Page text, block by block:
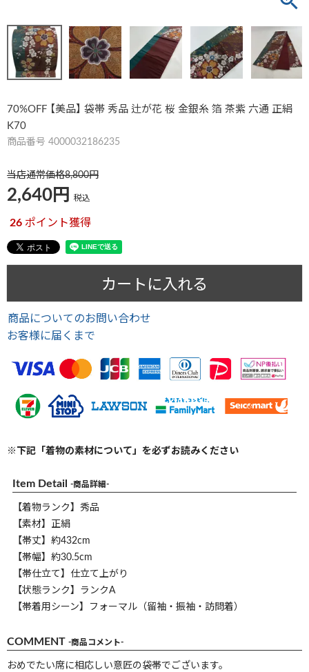
70%OFF 【美品】 袋帯 秀品 辻が花 桜 金銀糸 箔 茶紫 六通 正絹
K70
商品番号 4000032186235
当店通常価格8,800
2,640 税込
26 ポイント獲得
カートに入れる
商品についてのお問い合わせ
お客様に届くまで
※下記「着物の素材について」を必ずお読みください
Item Detail -商品詳細-
【着物ランク】秀品
【素材】正絹
【帯丈】約432cm
【帯幅】約30.5cm
【帯仕立て】仕立て上がり
【状態ランク】ランクA
【帯着用シーン】フォーマル（留袖・振袖・訪問着）
COMMENT -商品コメント-
おめでたい席に相応しい意匠の袋帯でございます。